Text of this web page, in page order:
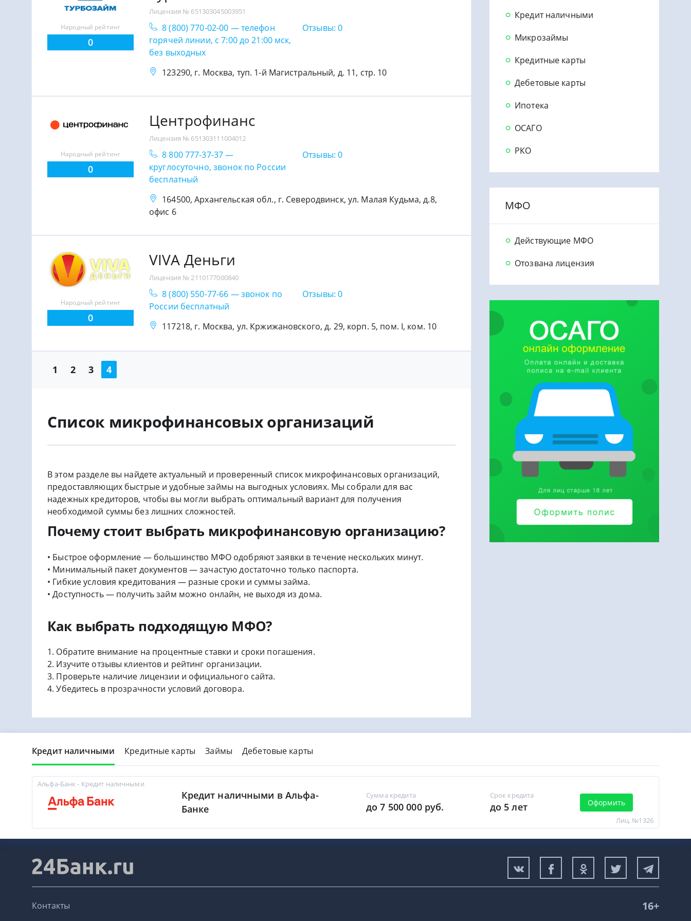
Народный рейтинг
0
Лицензия № 651303045003951
8 (800) 770-02-00 — телефон
горячей линии, с 7:00 до 21:00 мск,
без выходных
Отзывы: 0
123290, г. Москва, туп. 1-й Магистральный, д. 11, стр. 10
Народный рейтинг
0
Центрофинанс
Лицензия № 651303111004012
8 800 777-37-37 —
круглосуточно, звонок по России
бесплатный
Отзывы: 0
164500, Архангельская обл., г. Северодвинск, ул. Малая Кудьма, д.8,
офис 6
Народный рейтинг
0
VIVA Деньги
Лицензия № 2110177000840
8 (800) 550-77-66 — звонок по
России бесплатный
Отзывы: 0
117218, г. Москва, ул. Кржижановского, д. 29, корп. 5, пом. I, ком. 10
1 2 3 4
Список микрофинансовых организаций
В этом разделе вы найдете актуальный и проверенный список микрофинансовых организаций,
предоставляющих быстрые и удобные займы на выгодных условиях. Мы собрали для вас
надежных кредиторов, чтобы вы могли выбрать оптимальный вариант для получения
необходимой суммы без лишних сложностей.
Почему стоит выбрать микрофинансовую организацию?
• Быстрое оформление — большинство МФО одобряют заявки в течение нескольких минут.
• Минимальный пакет документов — зачастую достаточно только паспорта.
• Гибкие условия кредитования — разные сроки и суммы займа.
• Доступность — получить займ можно онлайн, не выходя из дома.
Как выбрать подходящую МФО?
1. Обратите внимание на процентные ставки и сроки погашения.
2. Изучите отзывы клиентов и рейтинг организации.
3. Проверьте наличие лицензии и официального сайта.
4. Убедитесь в прозрачности условий договора.
Кредит наличными
Микрозаймы
Кредитные карты
Дебетовые карты
Ипотека
ОСАГО
РКО
МФО
Действующие МФО
Отозвана лицензия
Кредит наличными Кредитные карты Займы Дебетовые карты
Альфа-Банк - Кредит наличными
Кредит наличными в Альфа-
Банке
Сумма кредита
до 7 500 000 руб.
Срок кредита
до 5 лет Оформить
Лиц. №1326
Контакты 16+